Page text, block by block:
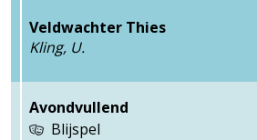
Veldwachter Thies
Kling, U.
Avondvullend
Blijspel